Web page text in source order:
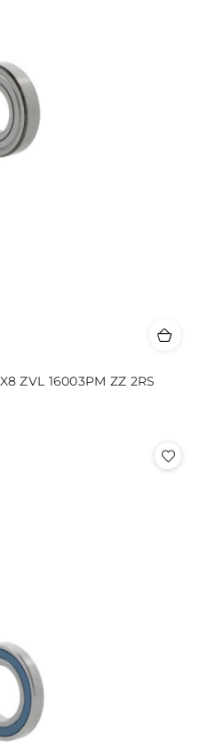
ZVL 16003PM ZZ 2RS